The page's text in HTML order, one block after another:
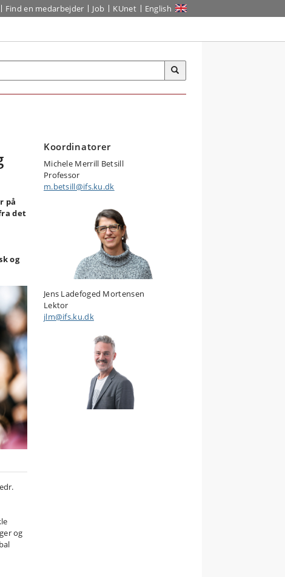
Find en medarbejder Job KUnet English
på
det
og
og
Koordinatorer
Michele Merrill Betsill
Professor
m.betsill@ifs.ku.dk
Jens Ladefoged Mortensen
Lektor
jlm@ifs.ku.dk